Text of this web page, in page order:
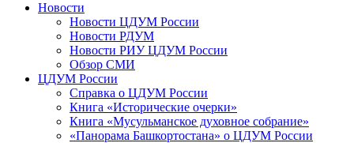
Новости
Новости ЦДУМ России
Новости РДУМ
Новости РИУ ЦДУМ России
Обзор СМИ
ЦДУМ России
Справка о ЦДУМ России
Книга «Исторические очерки»
Книга «Мусульманское духовное собрание»
«Панорама Башкортостана» о ЦДУМ России